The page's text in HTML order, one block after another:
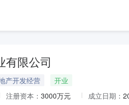
有限公司
产开发经营
开业
注册资本： 3000万元 成立日期：